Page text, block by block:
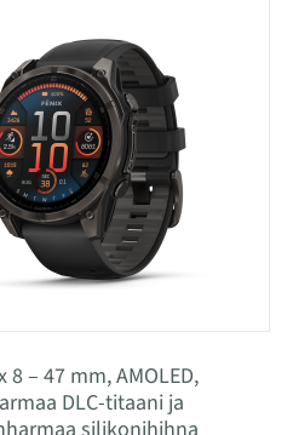
8 – 47 mm, AMOLED,
DLC-titaani ja